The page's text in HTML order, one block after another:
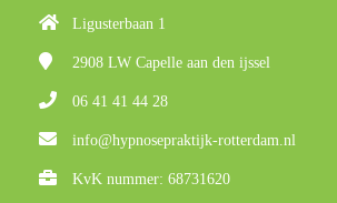
Ligusterbaan 1
2908 LW Capelle aan den ijssel
06 41 41 44 28
info@hypnosepraktijk-rotterdam.nl
KvK nummer: 68731620